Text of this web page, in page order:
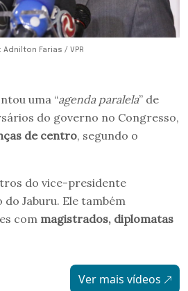
Adnilton Farias / VPR
uma “agenda paralela” de
do governo no Congresso,
de centro, segundo o
do vice-presidente
Jaburu. Ele também
com magistrados, diplomatas
Ver mais vídeos